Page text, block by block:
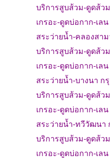
บริการสูบส้วม-ดูดส้ว
เกรอะ-ดูดบ่อกาก-เล
สระว่ายน้ำ-คลองสาม
บริการสูบส้วม-ดูดส้ว
เกรอะ-ดูดบ่อกาก-เล
สระว่ายน้ำ-บางนา ก
บริการสูบส้วม-ดูดส้ว
เกรอะ-ดูดบ่อกาก-เล
สระว่ายน้ำ-ทวีวัฒนา
บริการสูบส้วม-ดูดส้ว
เกรอะ-ดูดบ่อกาก-เล